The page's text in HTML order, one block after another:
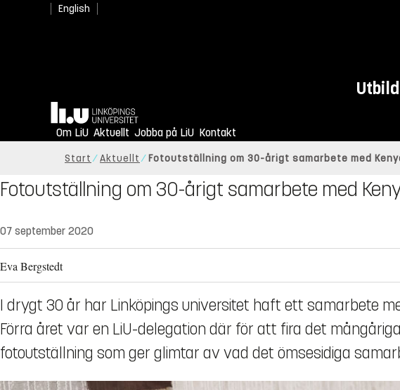
English
Hem
Om LiU Aktuellt Jobba på LiU Kontakt
Start Aktuellt Fotoutställning om 30-årigt samarbete med
Fotoutställning om 30-årigt samarbete med
07 september 2020
Eva Bergstedt
I drygt 30 år har Linköpings universitet haft ett samarbete
Förra året var en LiU-delegation där för att fira det
fotoutställning som ger glimtar av vad det ömsesidiga